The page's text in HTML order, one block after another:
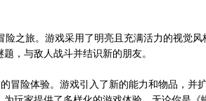
之旅。游戏采用了明亮且充满活力的视觉风
，与敌人战斗并结识新的朋友。
冒险体验。游戏引入了新的能力和物品，并